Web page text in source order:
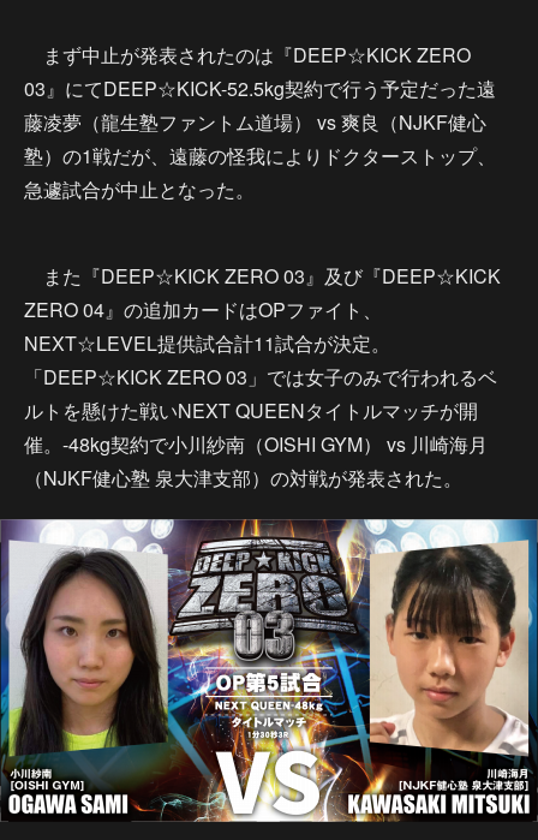
まず中止が発表されたのは『DEEP☆KICK ZERO
03』にてDEEP☆KICK-52.5kg契約で行う予定だった遠
藤凌夢（龍生塾ファントム道場） vs 爽良（NJKF健心
塾）の1戦だが、遠藤の怪我によりドクターストップ、
急遽試合が中止となった。
また『DEEP☆KICK ZERO 03』及び『DEEP☆KICK
ZERO 04』の追加カードはOPファイト、
NEXT☆LEVEL提供試合計11試合が決定。
「DEEP☆KICK ZERO 03」では女子のみで行われるベ
ルトを懸けた戦いNEXT QUEENタイトルマッチが開
催。-48kg契約で小川紗南（OISHI GYM） vs 川崎海月
（NJKF健心塾 泉大津支部）の対戦が発表された。